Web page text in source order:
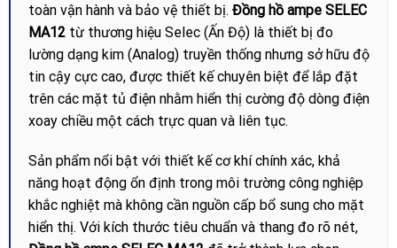
toàn vận hành và bảo vệ thiết bị. Đồng hồ ampe SELEC
MA12từ thương hiệu Selec (Ấn Độ) là thiết bị đo
lường dạng kim (Analog) truyền thống nhưng sở hữu độ
tin cậy cực cao, được thiết kế chuyên biệt để lắp đặt
trên các mặt tủ điện nhằm hiển thị cường độ dòng điện
xoay chiều một cách trực quan và liên tục.
Sản phẩm nổi bật với thiết kế cơ khí chính xác, khả
năng hoạt động ổn định trong môi trường công nghiệp
khắc nghiệt mà không cần nguồn cấp bổ sung cho mặt
hiển thị. Với kích thước tiêu chuẩn và thang đo rõ nét,